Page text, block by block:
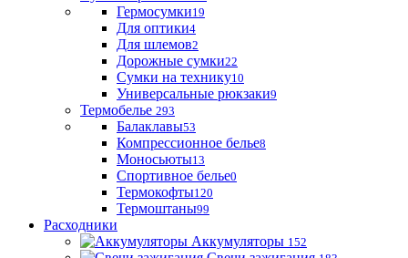
Гермосумки19
Для оптики4
Для шлемов2
Дорожные сумки22
Сумки на технику10
Универсальные рюкзаки9
Термобелье 293
Балаклавы53
Компрессионное белье8
Моносьюты13
Спортивное белье0
Термокофты120
Термоштаны99
Расходники
Аккумуляторы 152